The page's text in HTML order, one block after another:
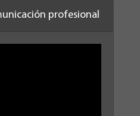
profesional